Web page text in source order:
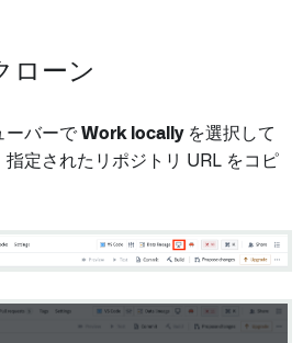
ローン
ーバーで Work locallyを選択して
指定されたリポジトリ URL をコピ